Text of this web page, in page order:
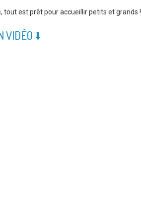
tout est prêt pour accueillir petits et grands !
VIDÉO ⬇️